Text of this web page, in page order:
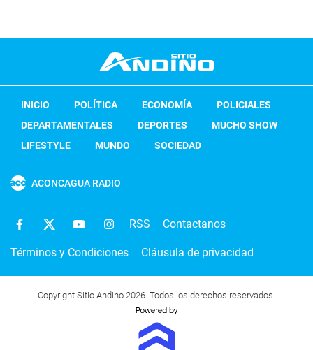
INICIO POLÍTICA ECONOMÍA
POLICIALES
DEPARTAMENTALES
DEPORTES
MUCHO SHOW
LIFESTYLE
MUNDO SOCIEDAD
ACONCAGUA RADIO
RSS Contactanos
Términos y Condiciones Cláusula de privacidad
Copyright Sitio Andino 2026. Todos los derechos reservados.